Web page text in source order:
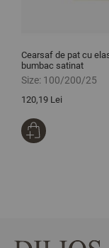
Cearsaf de pat cu
bumbac satinat
Size: 100/200/25
120,19 Lei